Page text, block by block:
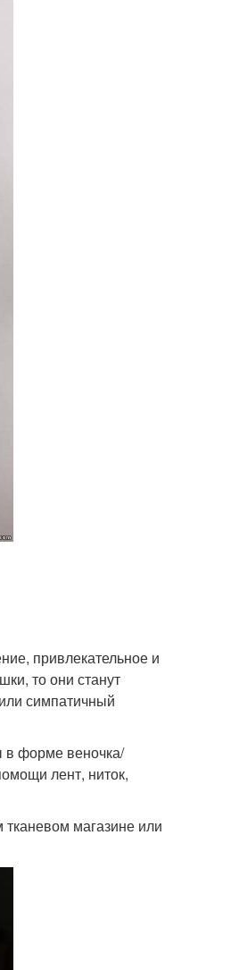
привлекательное и
то они станут
симпатичный
в форме веночка/
лент, ниток,
магазине или